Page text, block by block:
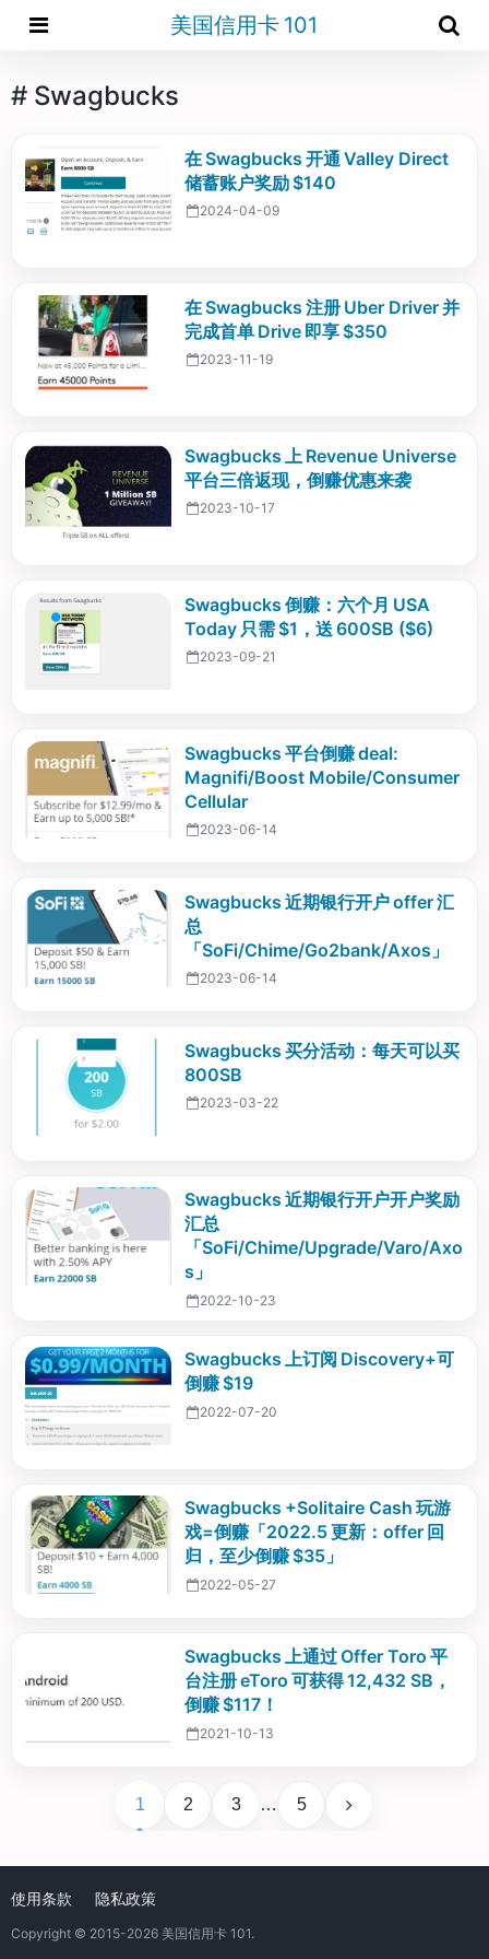
美国信用卡 101
# Swagbucks
在 Swagbucks 开通 Valley Direct
储蓄账户奖励 $140
2024-04-09
在 Swagbucks 注册 Uber Driver 并
完成首单 Drive 即享 $350
2023-11-19
Swagbucks 上 Revenue Universe
平台三倍返现，倒赚优惠来袭
2023-10-17
Swagbucks 倒赚：六个月 USA
Today 只需 $1，送 600SB ($6)
2023-09-21
Swagbucks 平台倒赚 deal:
Magnifi/Boost Mobile/Consumer
Cellular
2023-06-14
Swagbucks 近期银行开户 offer 汇
总
「SoFi/Chime/Go2bank/Axos」
2023-06-14
Swagbucks 买分活动：每天可以买
800SB
2023-03-22
Swagbucks 近期银行开户开户奖励
汇总
「SoFi/Chime/Upgrade/Varo/Axo
s」
2022-10-23
Swagbucks 上订阅 Discovery+可
倒赚 $19
2022-07-20
Swagbucks +Solitaire Cash 玩游
戏=倒赚「2022.5 更新：offer 回
归，至少倒赚 $35」
2022-05-27
Swagbucks 上通过 Offer Toro 平
台注册 eToro 可获得 12,432 SB，
倒赚 $117！
2021-10-13
1 2 3 … 5
使用条款 隐私政策
Copyright © 2015-2026 美国信用卡 101.